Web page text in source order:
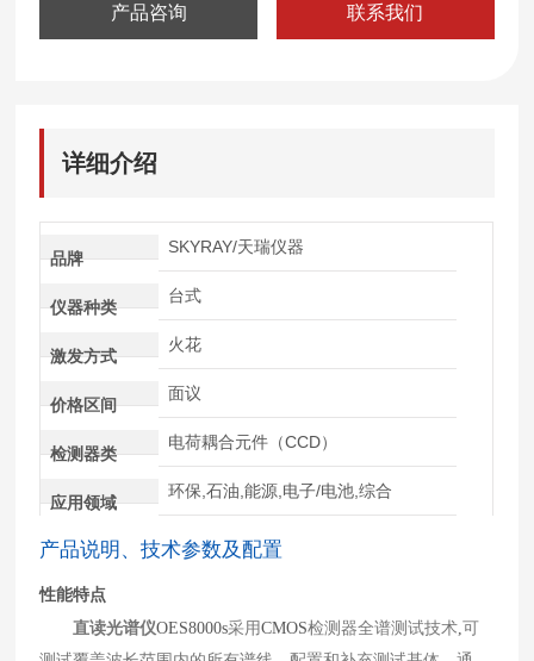
产品咨询 联系我们
详细介绍
品牌
SKYRAY/天瑞仪器
仪器种类
台式
激发方式
火花
价格区间
面议
检测器类
电荷耦合元件（CCD）
应用领域
环保,石油,能源,电子/电池,综合
产品说明、技术参数及配置
性能特点
直读光谱仪OES8000s采用CMOS检测器全谱测试技术 ,可